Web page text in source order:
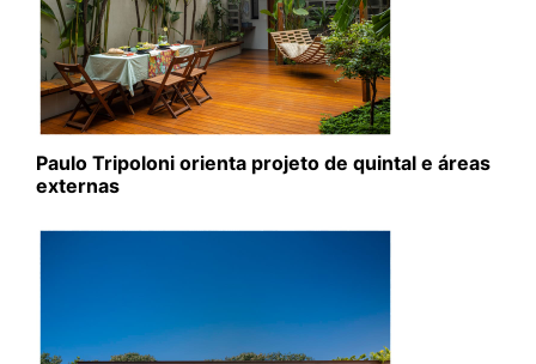
Paulo Tripoloni orienta projeto de quintal e áreas
externas